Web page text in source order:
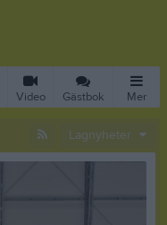
Video Gästbok Mer
Lagnyheter